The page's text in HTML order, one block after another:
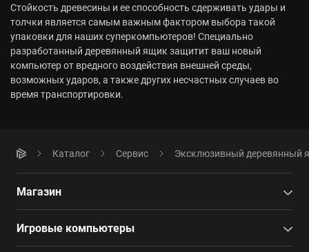
Стойкость древесины и ее способность сдерживать удары и
толчки является самым важным фактором выбора такой
упаковки для наших суперкомпьютеров! Специально
разработанный деревянный ящик защитит ваш новый
компьютер от вредного воздействия внешней среды,
возможных ударов, а также других несчастных случаев во
время транспортировки.
Каталог Сервис Эксклюзивный деревянный
Магазин
Игровые компьютеры